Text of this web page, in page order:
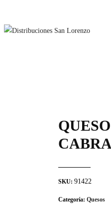
CABRA
SKU:91422
Categoría:Quesos